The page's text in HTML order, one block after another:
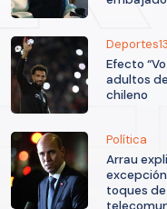
Deportes13
Efecto
adultos
chileno
Política
Arrau
toques